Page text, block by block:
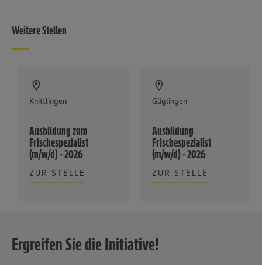
Weitere Stellen
Knittlingen
Ausbildung zum
Frischespezialist
(m/w/d) - 2026
ZUR STELLE
Güglingen
Ausbildung
Frischespezialist
(m/w/d) - 2026
ZUR STELLE
Ergreifen Sie die Initiative!